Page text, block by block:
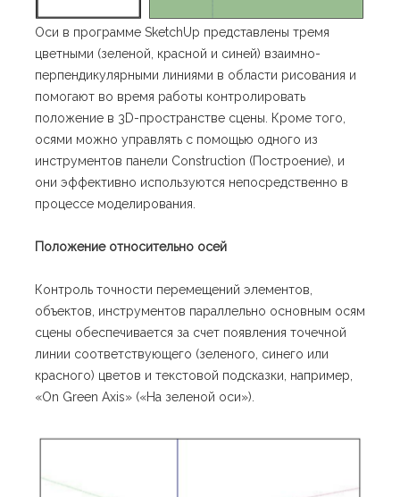
Оси в программе SketchUp представлены тремя
цветными (зеленой, красной и синей) взаимно-
перпендикулярными линиями в области рисования и
помогают во время работы контролировать
положение в 3D-пространстве сцены. Кроме того,
осями можно управлять с помощью одного из
инструментов панели Construction (Построение), и
они эффективно используются непосредственно в
процессе моделирования.
Положение относительно осей
Контроль точности перемещений элементов,
объектов, инструментов параллельно основным осям
сцены обеспечивается за счет появления точечной
линии соответствующего (зеленого, синего или
красного) цветов и текстовой подсказки, например,
«On Green Axis» («На зеленой оси»).